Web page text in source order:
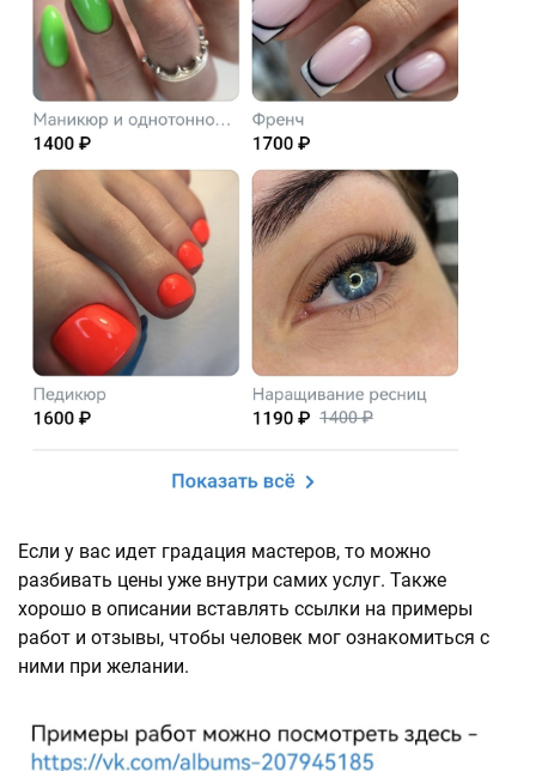
Если у вас идет градация мастеров, то можно
разбивать цены уже внутри самих услуг. Также
хорошо в описании вставлять ссылки на примеры
работ и отзывы, чтобы человек мог ознакомиться с
ними при желании.